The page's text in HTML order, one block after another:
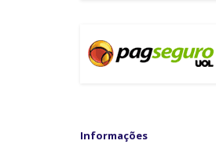
Informações